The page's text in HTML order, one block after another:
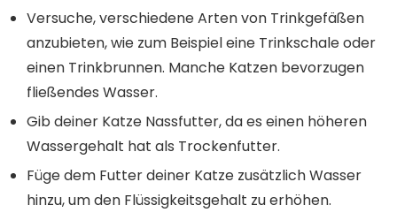
Versuche, verschiedene Arten von Trinkgefäßen
anzubieten, wie zum Beispiel eine Trinkschale oder
einen Trinkbrunnen. Manche Katzen bevorzugen
fließendes Wasser.
Gib deiner Katze Nassfutter, da es einen höheren
Wassergehalt hat als Trockenfutter.
Füge dem Futter deiner Katze zusätzlich Wasser
hinzu, um den Flüssigkeitsgehalt zu erhöhen.